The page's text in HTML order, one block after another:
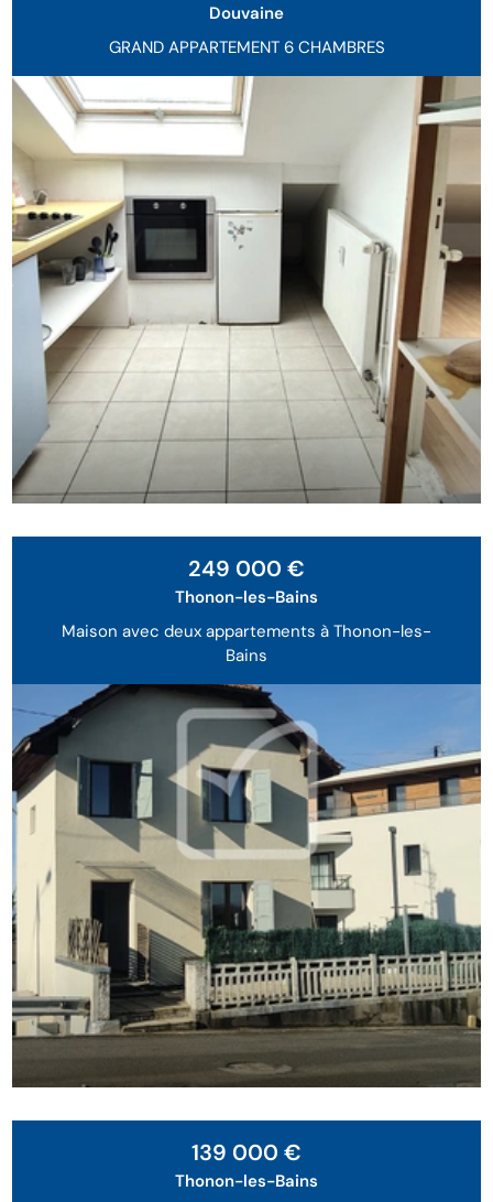
GRAND APPARTEMENT 6 CHAMBRES
Douvaine
Maison avec deux appartements à Thonon-les-
Bains
249 000 €
Thonon-les-Bains
139 000 €
Thonon-les-Bains